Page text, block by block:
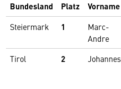
Bundesland Platz Vorname
Steiermark 1
Marc-
Andre
Tirol
2 Johannes